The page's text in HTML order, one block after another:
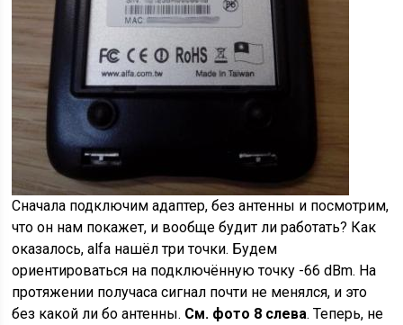
Сначала подключим адаптер, без антенны и посмотрим,
что он нам покажет, и вообще будит ли работать? Как
оказалось, alfa нашёл три точки. Будем
ориентироваться на подключённую точку -66 dBm. На
протяжении получаса сигнал почти не менялся, и это
без какой ли бо антенны. См. фото 8 слева. Теперь, не